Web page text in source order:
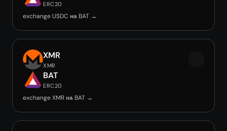
ERC20
exchange USDC на BAT →
XMR
XMR
BAT
ERC20
exchange XMR на BAT →